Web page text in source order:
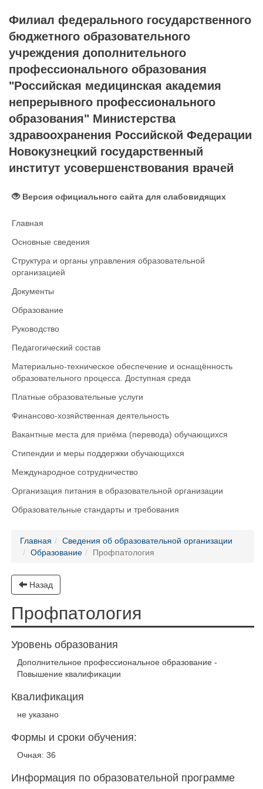
Филиал федерального государственного
бюджетного образовательного
учреждения дополнительного
профессионального образования
"Российская медицинская академия
непрерывного профессионального
образования" Министерства
здравоохранения Российской Федерации
Новокузнецкий государственный
институт усовершенствования врачей
Версия официального сайта для слабовидящих
Главная
Основные сведения
Структура и органы управления образовательной
организацией
Документы
Образование
Руководство
Педагогический состав
Материально-техническое обеспечение и оснащённость
образовательного процесса. Доступная среда
Платные образовательные услуги
Финансово-хозяйственная деятельность
Вакантные места для приёма (перевода) обучающихся
Стипендии и меры поддержки обучающихся
Международное сотрудничество
Организация питания в образовательной организации
Образовательные стандарты и требования
Главная
Сведения об образовательной организации
Образование
Профпатология
Назад
Профпатология
Уровень образования
Дополнительное профессиональное образование -
Повышение квалификации
Квалификация
не указано
Формы и сроки обучения:
Очная: 36
Информация по образовательной программе